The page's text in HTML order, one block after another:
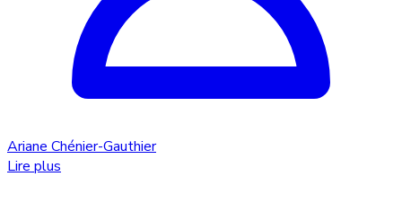
Ariane Chénier-Gauthier
Lire plus